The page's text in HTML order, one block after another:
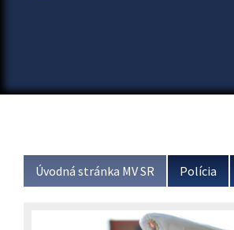
Úvodná stránka MV SR Polícia